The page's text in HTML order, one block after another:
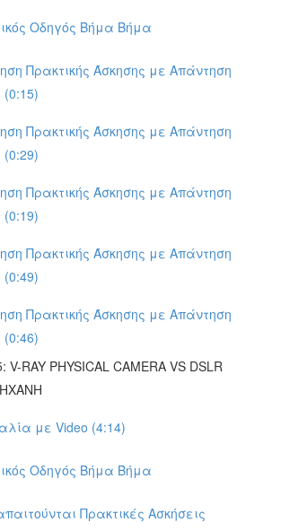
Οδηγός Βήμα Βήμα
Πρακτικής Άσκησης με Απάντηση
Πρακτικής Άσκησης με Απάντηση
Πρακτικής Άσκησης με Απάντηση
Πρακτικής Άσκησης με Απάντηση
Πρακτικής Άσκησης με Απάντηση
RAY PHYSICAL CAMERA VS DSLR
με Video (4:14)
Οδηγός Βήμα Βήμα
Πρακτικές Ασκήσεις